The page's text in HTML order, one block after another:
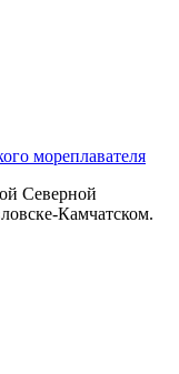
мореплавателя
Северной
Камчатском.